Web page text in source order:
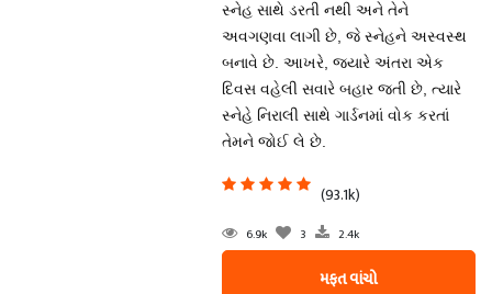
સ્નેહ સાથે ડરતી નથી અને તેને
અવગણવા લાગી છે, જે સ્નેહને અસ્વસ્થ
બનાવે છે. આખરે, જ્યારે અંતરા એક
દિવસ વહેલી સવારે બહાર જતી છે, ત્યારે
સ્નેહે નિરાલી સાથે ગાર્ડનમાં વોક કરતાં
તેમને જોઈ લે છે.
(93.1k)
6.9k 3 2.4k
મફત વાંચો